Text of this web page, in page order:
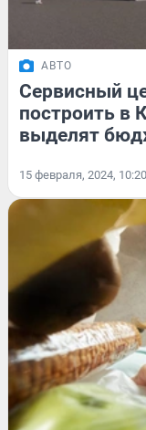
АВТО
Сервисный
построить в
выделят
15 февраля, 2024, 10:20